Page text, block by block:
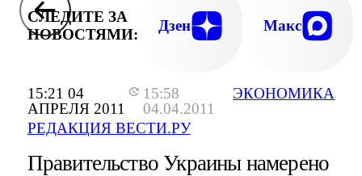
15:21 04
АПРЕЛЯ 2011
15:58
04.04.2011
РЕДАКЦИЯ ВЕСТИ.РУ
ЭКОНОМИКА
СЛЕДИТЕ ЗА
НОВОСТЯМИ:
Дзен Макс
Правительство Украины намерено